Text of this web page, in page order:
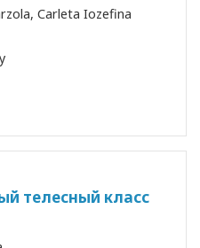
Carleta Iozefina
телесный класс